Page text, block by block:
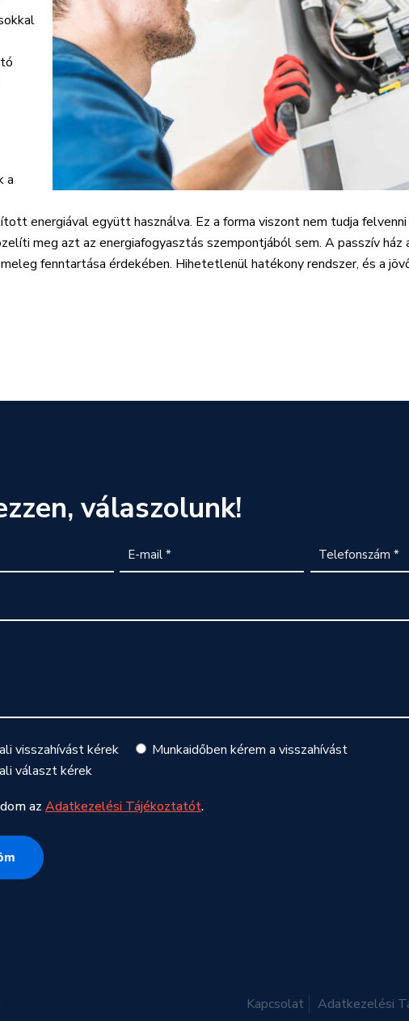
a
energiával együtt használva. Ez a forma viszont nem tudja
meg azt az energiafogyasztás szempontjából sem. A passzív ház
fenntartása érdekében. Hihetetlenül hatékony rendszer, és a
válaszolunk!
visszahívást kérek
Munkaidőben kérem a visszahívást
választ kérek
az Adatkezelési Tájékoztatót.
Kapcsolat Adatkezelési